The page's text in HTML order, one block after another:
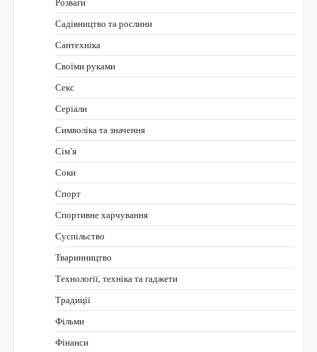
Садівництво та рослини
Сантехніка
Своїми руками
Секс
Серіали
Символіка та значення
Сім’я
Соки
Спорт
Спортивне харчування
Суспільство
Тваринництво
Технології, техніка та гаджети
Традиції
Фільми
Фінанси